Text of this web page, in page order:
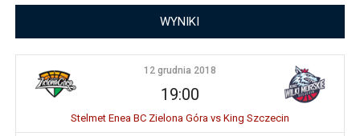
WYNIKI
12 grudnia 2018
19:00
Stelmet Enea BC Zielona Góra vs King Szczecin